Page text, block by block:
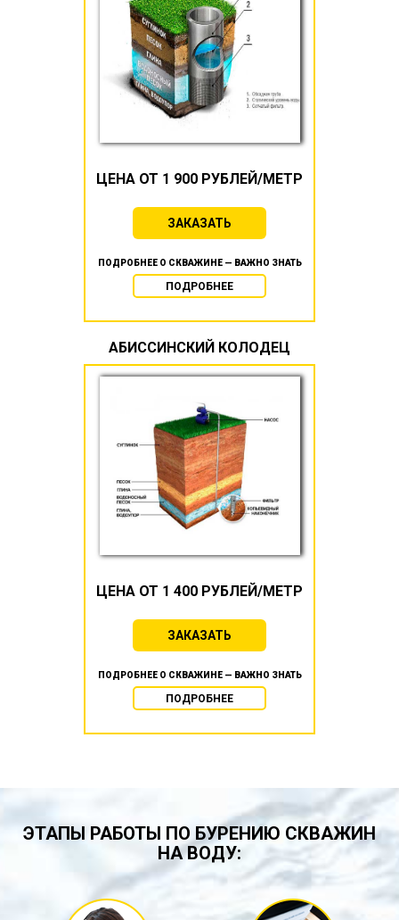
ЦЕНА ОТ 1 900 РУБЛЕЙ/МЕТР
ЗАКАЗАТЬ
ПОДРОБНЕЕ О СКВАЖИНЕ — ВАЖНО ЗНАТЬ
ПОДРОБНЕЕ
АБИССИНСКИЙ КОЛОДЕЦ
ЦЕНА ОТ 1 400 РУБЛЕЙ/МЕТР
ЗАКАЗАТЬ
ПОДРОБНЕЕ О СКВАЖИНЕ — ВАЖНО ЗНАТЬ
ПОДРОБНЕЕ
ЭТАПЫ РАБОТЫ ПО БУРЕНИЮ СКВАЖИН
НА ВОДУ: